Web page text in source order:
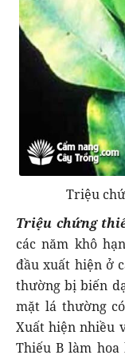
Triệu
Triệu chứng
các năm khô
đầu xuất hiện ở
thường bị biến
mặt lá thường
Xuất hiện nhiều
Thiếu B làm